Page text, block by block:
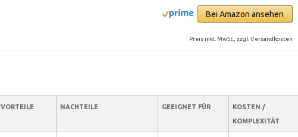
Bei Amazon ansehen
Preis inkl. MwSt., zzgl. Versandkosten
VORTEILE NACHTEILE GEEIGNET FÜR
KOSTEN /
KOMPLEXITÄT